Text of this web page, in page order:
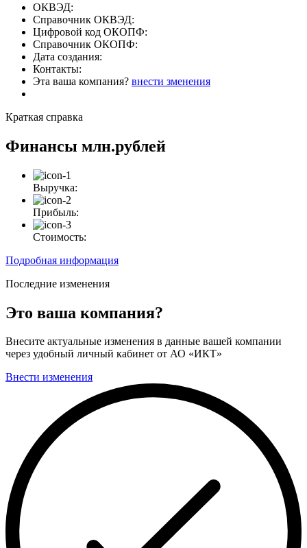
ОКВЭД:
Справочник ОКВЭД:
Цифровой код ОКОПФ:
Справочник ОКОПФ:
Дата создания:
Контакты:
Эта ваша компания? внести зменения
Краткая справка
Финансы млн.рублей
Выручка:
Прибыль:
Стоимость:
Подробная информация
Последние изменения
Это ваша компания?
Внесите актуальные изменения в данные вашей компании
через удобный личный кабинет от АО «ИКТ»
Внести изменения